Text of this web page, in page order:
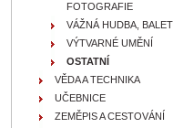
FOTOGRAFIE
VÁŽNÁ HUDBA, BALET
VÝTVARNÉ UMĚNÍ
OSTATNÍ
VĚDA A TECHNIKA
UČEBNICE
ZEMĚPIS A CESTOVÁNÍ